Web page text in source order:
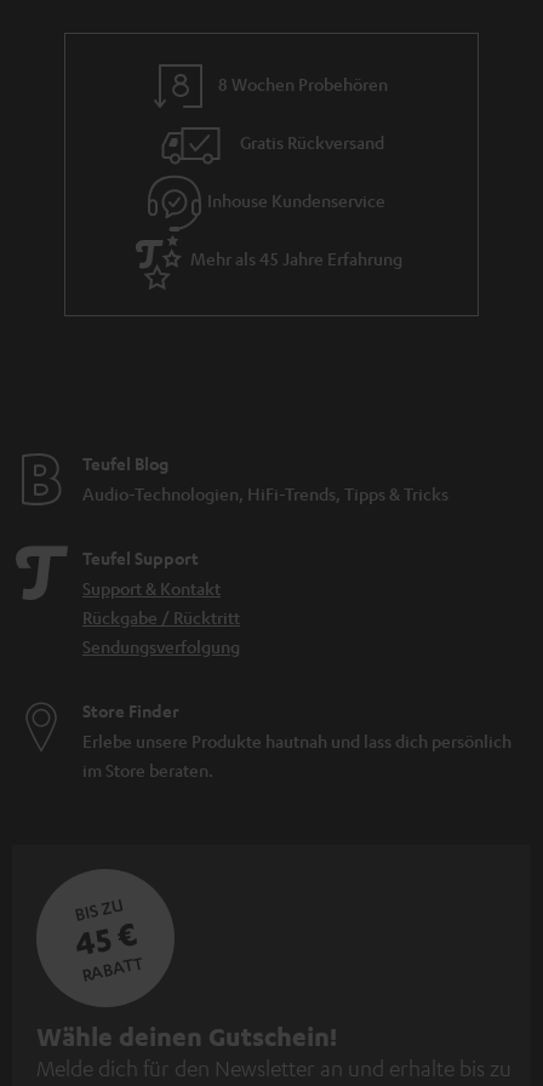
8 Wochen Probehören
Gratis Rückversand
Inhouse Kundenservice
Mehr als 45 Jahre Erfahrung
Teufel Blog
Audio-Technologien, HiFi-Trends, Tipps & Tricks
Teufel Support
Support & Kontakt
Rückgabe / Rücktritt
Sendungsverfolgung
Store Finder
Erlebe unsere Produkte hautnah und lass dich persönlich
im Store beraten.
BIS ZU
45 €
RABATT
N
e
Wähle deinen Gutschein!
Melde dich für den Newsletter an und erhalte bis zu